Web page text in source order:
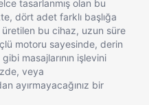
tasarlanmış olan bu
dört adet farklı başlığa
bu cihaz, uzun süre
motoru sayesinde, derin
masajlarının işlevini
veya
ayırmayacağınız bir